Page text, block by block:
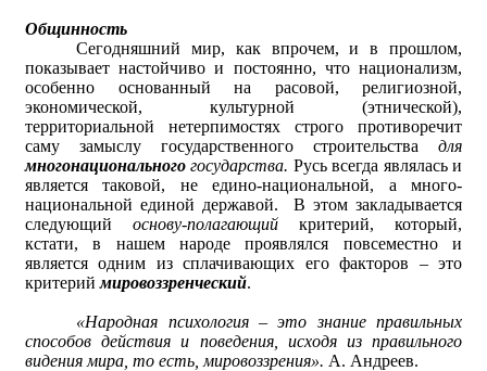
Общинность
Сегодняшний мир, как впрочем, и в прошлом,
показывает настойчиво и постоянно, что национализм,
особенно основанный на расовой, религиозной,
экономической, культурной (этнической),
территориальной нетерпимостях строго противоречит
саму замыслу государственного строительства для
многонационального государства. Русь всегда являлась и
является таковой, не едино-национальной, а много-
национальной единой державой. В этом закладывается
следующий основу-полагающий критерий, который,
кстати, в нашем народе проявлялся повсеместно и
является одним из сплачивающих его факторов – это
критериймировоззренческий.
«Народная психология – это знание правильных
способов действия и поведения, исходя из правильного
видения мира, то есть, мировоззрения». А. Андреев.